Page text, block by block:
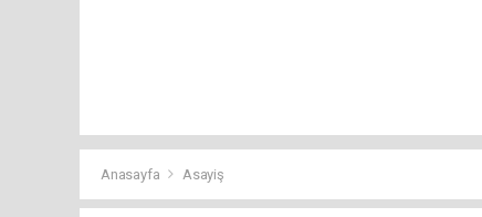
Anasayfa Asayiş